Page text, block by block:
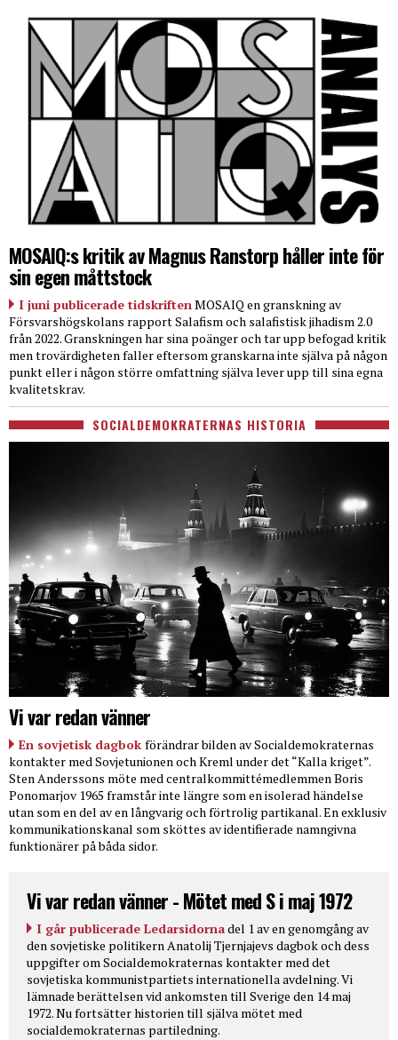
MOSAIQ:s kritik av Magnus Ranstorp håller inte för
sin egen måttstock
I juni publicerade tidskriften MOSAIQ en granskning av
Försvarshögskolans rapport Salafism och salafistisk jihadism 2.0
från 2022. Granskningen har sina poänger och tar upp befogad kritik
men trovärdigheten faller eftersom granskarna inte själva på någon
punkt eller i någon större omfattning själva lever upp till sina egna
kvalitetskrav.
SOCIALDEMOKRATERNAS HISTORIA
Vi var redan vänner
En sovjetisk dagbok förändrar bilden av Socialdemokraternas
kontakter med Sovjetunionen och Kreml under det “Kalla kriget”.
Sten Anderssons möte med centralkommittémedlemmen Boris
Ponomarjov 1965 framstår inte längre som en isolerad händelse
utan som en del av en långvarig och förtrolig partikanal. En exklusiv
kommunikationskanal som sköttes av identifierade namngivna
funktionärer på båda sidor.
Vi var redan vänner - Mötet med S i maj 1972
I går publicerade Ledarsidornadel 1 av en genomgång av
den sovjetiske politikern Anatolij Tjernjajevs dagbok och dess
uppgifter om Socialdemokraternas kontakter med det
sovjetiska kommunistpartiets internationella avdelning. Vi
lämnade berättelsen vid ankomsten till Sverige den 14 maj
1972. Nu fortsätter historien till själva mötet med
socialdemokraternas partiledning.